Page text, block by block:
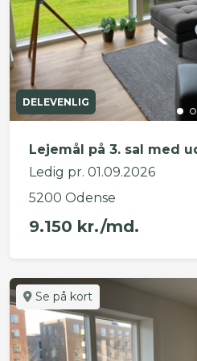
DELEVENLIG
Lejemål på 3. sal med
Ledig pr. 01.09.2026
5200 Odense
9.150 kr./md.
Se på kort